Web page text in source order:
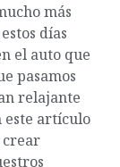
más
días
el auto que
pasamos
relajante
este artículo
crear